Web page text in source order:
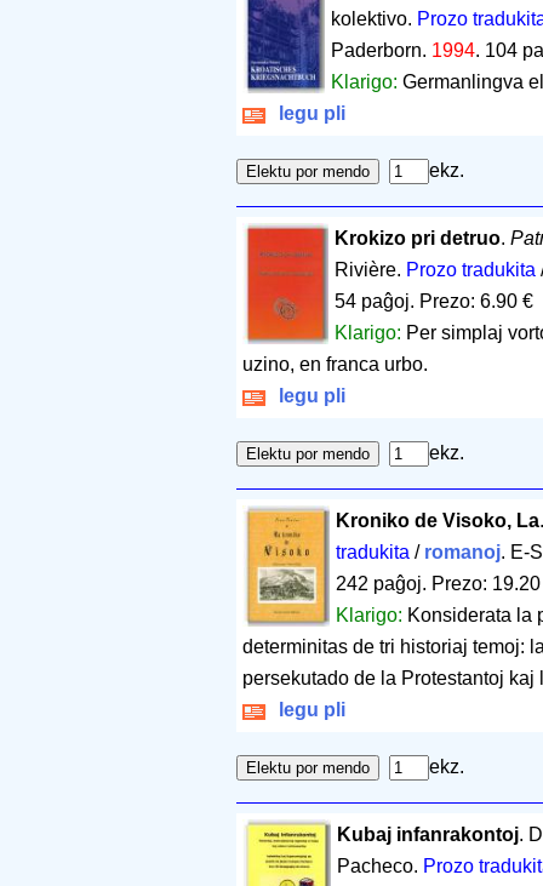
kolektivo. Prozo
Paderborn. 1994. 104
Klarigo:Germanlingva
legu pli
ekz.
Krokizo pri detruo.
Rivière. Prozo tradukita
54 paĝoj. Prezo: 6.90 €
Klarigo: Per simplaj
uzino, en franca urbo.
legu pli
ekz.
Kroniko de Visoko, La
tradukita / romanoj. E-
242 paĝoj. Prezo:
Klarigo: Konsiderata la
determinitas de tri historiaj temoj:
persekutado de la Protestantoj kaj
legu pli
ekz.
Kubaj infanrakontoj.
Pacheco. Prozo